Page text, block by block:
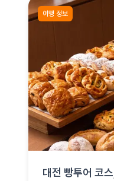
여행 정보
대전 빵투어 코